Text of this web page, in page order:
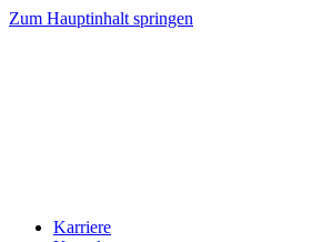
Zum Hauptinhalt springen
Karriere